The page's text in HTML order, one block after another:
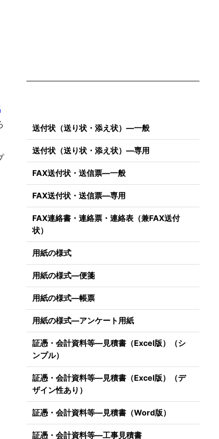
送付状（送り状・添え状）―一般
送付状（送り状・添え状）―専用
FAX送付状・送信票―一般
FAX送付状・送信票―専用
FAX連絡書・連絡票・連絡表（兼FAX送付
状）
用紙の様式
用紙の様式―便箋
用紙の様式―帳票
用紙の様式―アンケート用紙
証憑・会計資料等―見積書（Excel版）（シ
ンプル）
証憑・会計資料等―見積書（Excel版）（デ
ザイン性あり）
証憑・会計資料等―見積書（Word版）
証憑・会計資料等―工事見積書